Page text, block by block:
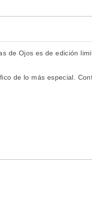
de Ojos es de edición
de lo más especial.